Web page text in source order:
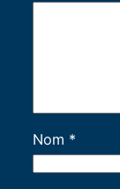
Nom *